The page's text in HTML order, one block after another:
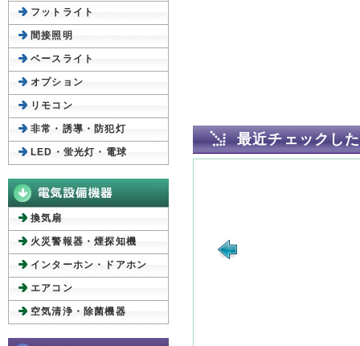
最近チェックし
フットライト
間接照明
ベースライト
オプション
リモコン
非常・誘導・防犯灯
LED・蛍光灯・電球
換気扇
火災警報器・煙探知機
インターホン・ドアホン
エアコン
空気清浄・除菌機器